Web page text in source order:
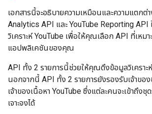
เอกสารนี้จะอธิบายความเหมือนและความแตกต่
Analytics API และ YouTube Reporting API
วิเคราะห์ YouTube เพื่อให้คุณเลือก API ที่เหม
แอปพลิเคชันของคุณ
API ทั้ง 2 รายการนี้ช่วยให้คุณดึงข้อมูลวิเคราะ
นอกจากนี้ API ทั้ง 2 รายการยังรองรับเจ้าของ
เจ้าของเนื้อหา YouTube ซึ่งแต่ละคนจะเข้าถึงชุ
เจาะจงได้